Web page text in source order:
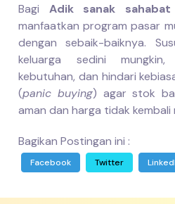
Bagi Adik sanak
manfaatkan program pasar
dengan sebaik-baiknya.
keluarga sedini mungkin,
kebutuhan, dan hindari
(panic buying) agar stok
aman dan harga tidak kembali
Bagikan Postingan ini :
Facebook Twitter